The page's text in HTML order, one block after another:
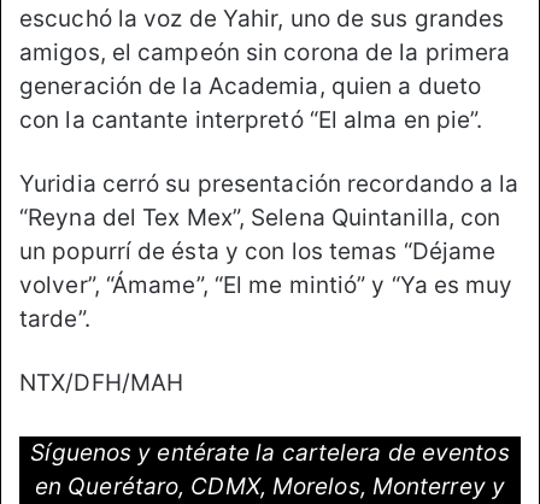
escuchó la voz de Yahir, uno de sus grandes
amigos, el campeón sin corona de la primera
generación de la Academia, quien a dueto
con la cantante interpretó “El alma en pie”.
Yuridia cerró su presentación recordando a la
“Reyna del Tex Mex”, Selena Quintanilla, con
un popurrí de ésta y con los temas “Déjame
volver”, “Ámame”, “El me mintió” y “Ya es muy
tarde”.
NTX/DFH/MAH
Síguenos y entérate la cartelera de eventos
en Querétaro, CDMX, Morelos, Monterrey y